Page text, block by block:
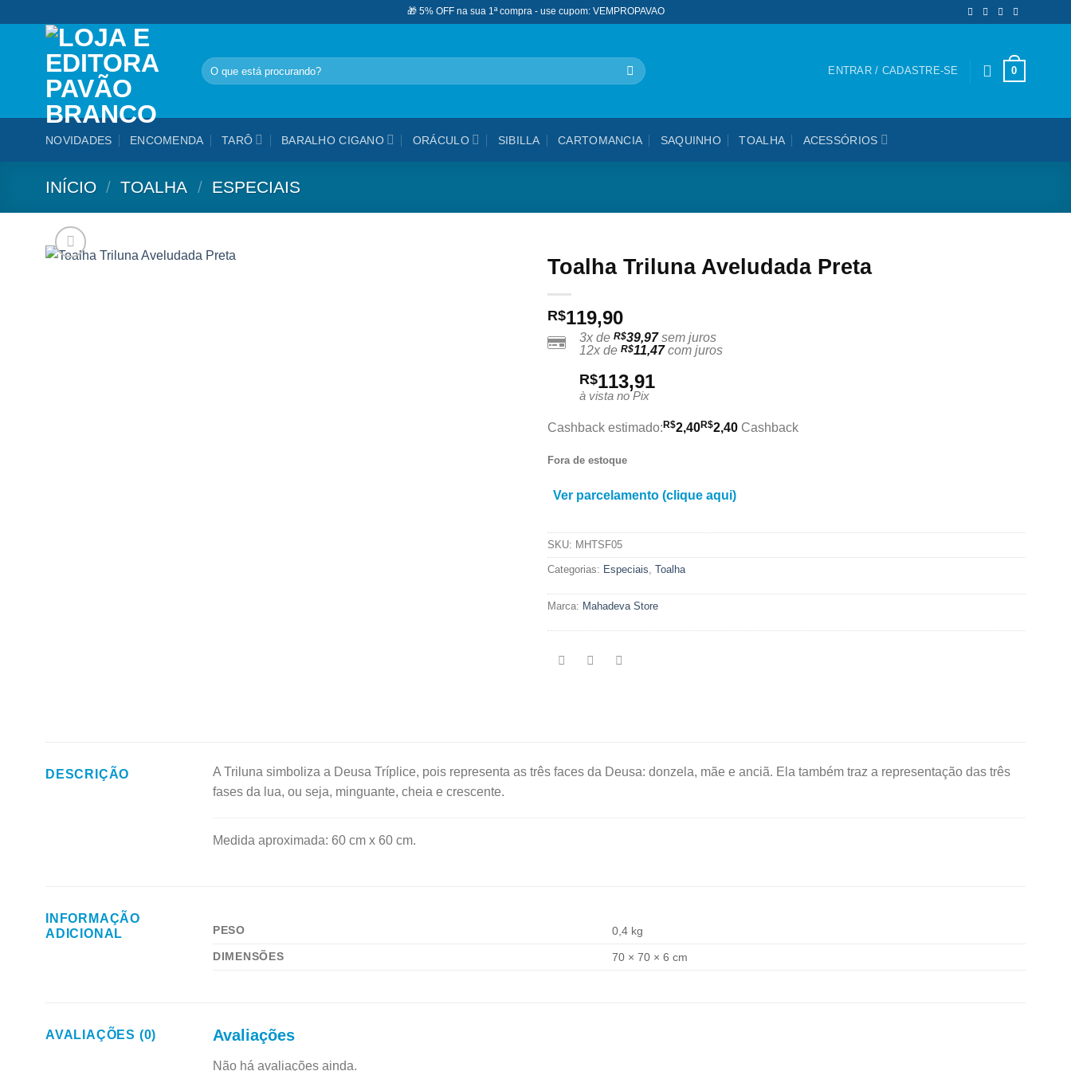
🎁 5% OFF na sua 1ª compra - use cupom: VEMPROPAVAO
Pesquisar
por:
ENTRAR / CADASTRE-SE 0
NOVIDADES ENCOMENDA TARÔ BARALHO CIGANO ORÁCULO SIBILLA CARTOMANCIA SAQUINHO TOALHA ACESSÓRIOS
INÍCIO / TOALHA / ESPECIAIS
Toalha Triluna Aveludada Preta
R$119,90
3x de R$39,97sem juros
12x de R$11,47com juros
R$113,91
à vista no Pix
Cashback estimado: R$2,40R$2,40 Cashback
Fora de estoque
Ver parcelamento (clique aqui)
SKU: MHTSF05
Categorias: Especiais Toalha
Marca: Mahadeva Store
DESCRIÇÃO
A Triluna simboliza a Deusa Tríplice, pois representa as três faces da Deusa: donzela, mãe e anciã. Ela também traz a representação das três
fases da lua, ou seja, minguante, cheia e crescente.
Medida aproximada: 60 cm x 60 cm.
INFORMAÇÃO
ADICIONAL
PESO
0,4 kg
DIMENSÕES
70 × 70 × 6 cm
AVALIAÇÕES (0) Avaliações
Não há avaliações ainda.